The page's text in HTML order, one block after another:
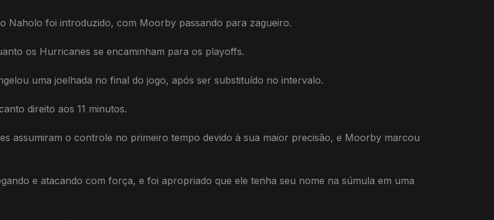
Naholo foi introduzido, com Moorby passando para zagueiro.
os Hurricanes se encaminham para os playoffs.
uma joelhada no final do jogo, após ser substituído no intervalo.
direito aos 11 minutos.
assumiram o controle no primeiro tempo devido à sua maior precisão, e Moorby marcou
e atacando com força, e foi apropriado que ele tenha seu nome na súmula em uma